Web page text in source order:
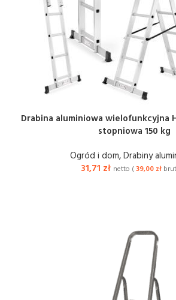
Drabina aluminiowa wielofunkcyjna
stopniowa 150 kg
Ogród i dom,Drabiny
31,71 zł netto (39,00 zł